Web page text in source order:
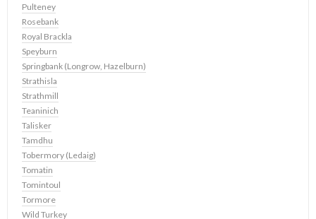
Pulteney
Rosebank
Royal Brackla
Speyburn
Springbank (Longrow, Hazelburn)
Strathisla
Strathmill
Teaninich
Talisker
Tamdhu
Tobermory (Ledaig)
Tomatin
Tomintoul
Tormore
Wild Turkey